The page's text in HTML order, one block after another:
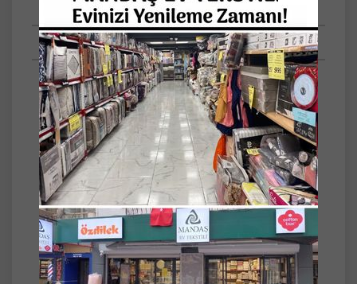
Taksit Seçenekleri
Tüm Yorumlar
MANDAŞ TEKSTİL BULDAN PERDE
ÖZELİKLERİ
Buldan işi gül desenli tül perde modelimiz
zarif, şık, ortamın havasını değiştirecek güzel
natural bir tül perdedir.
Perdenin altındaki danteller tamamen el
emeği göz nuru ahşap boncuklu saçaktır.
Otantik mekan, daire, bağ evi, yazlık ev, sahil
evi, cafe, restaurant, konak veya oteller için